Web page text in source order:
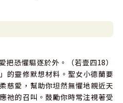
把恐懼驅逐於外。（若壹四18）
的靈修默想材料。聖女小德蘭要
慈愛，幫助你坦然無懼地親近天
祂的召叫。鼓勵你時常注視著受